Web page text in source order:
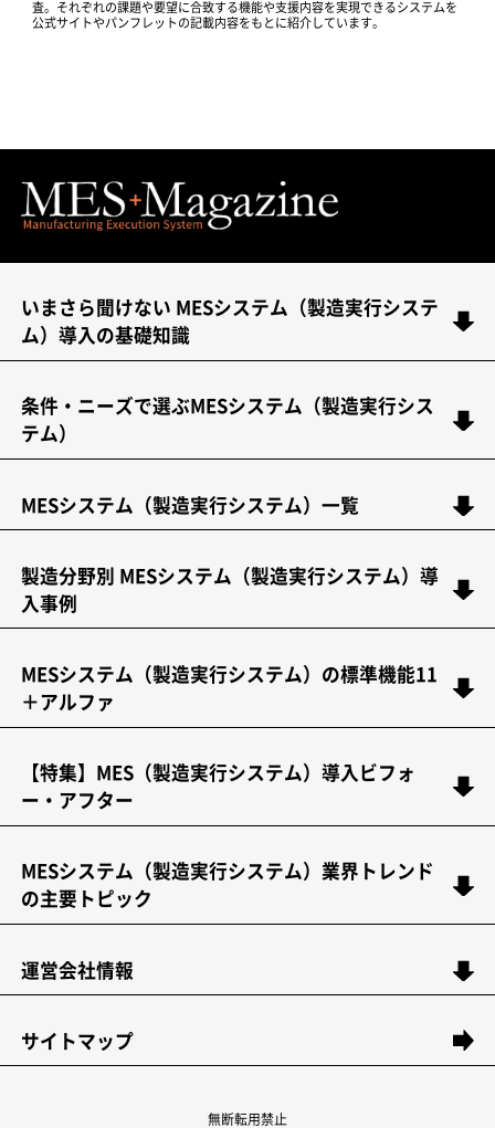
査。それぞれの課題や要望に合致する機能や支援内容を実現できるシステムを
公式サイトやパンフレットの記載内容をもとに紹介しています。
いまさら聞けない MESシステム（製造実行システ
ム）導入の基礎知識
条件・ニーズで選ぶMESシステム（製造実行シス
テム）
MESシステム（製造実行システム）一覧
製造分野別 MESシステム（製造実行システム）導
入事例
MESシステム（製造実行システム）の標準機能11
＋アルファ
【特集】MES（製造実行システム）導入ビフォ
ー・アフター
MESシステム（製造実行システム）業界トレンド
の主要トピック
運営会社情報
サイトマップ
無断転用禁止